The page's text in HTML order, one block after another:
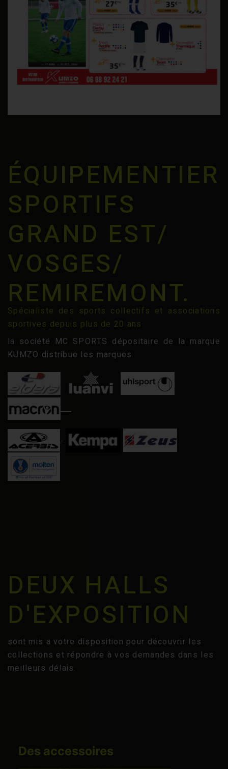
ÉQUIPEMENTIER
SPORTIFS
GRAND EST/
VOSGES/
REMIREMONT.
Spécialiste des sports collectifs et associations
sportives depuis plus de 20 ans
la société MC SPORTS dépositaire de la marque
KUMZO distribue les marques
DEUX HALLS
D'EXPOSITION
sont mis a votre disposition pour découvrir les
collections et répondre à vos demandes dans les
meilleurs délais.
Des accessoires